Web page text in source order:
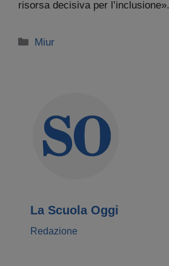
risorsa decisiva per l’inclusione».
Categorie
Miur
La Scuola Oggi
Redazione